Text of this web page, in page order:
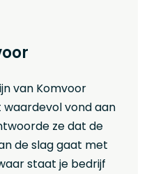
van Komvoor
vond aan
ze dat de
de slag gaat met
staat je bedrijf